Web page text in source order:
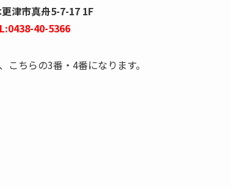
津市真舟5-7-17 1F
40-5366
こちらの3番・4番になります。